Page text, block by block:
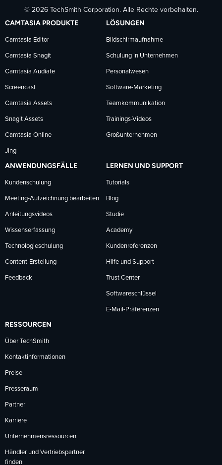
auf
Facebook
folgen
auf
LinkedIn
folgen
auf
YouTube
folgen
© 2026 TechSmith Corporation. Alle Rechte vorbehalten.
CAMTASIA PRODUKTE
Camtasia Editor
Camtasia Snagit
Camtasia Audiate
Screencast
Camtasia Assets
Snagit Assets
Camtasia Online
Jing
LÖSUNGEN
Bildschirmaufnahme
Schulung in Unternehmen
Personalwesen
Software-Marketing
Teamkommunikation
Trainings-Videos
Großunternehmen
ANWENDUNGSFÄLLE
Kundenschulung
Meeting-Aufzeichnung bearbeiten
Anleitungsvideos
Wissenserfassung
Technologieschulung
Content-Erstellung
Feedback
LERNEN UND SUPPORT
Tutorials
Blog
Studie
Academy
Kundenreferenzen
Hilfe und Support
Trust Center
Softwareschlüssel
E-Mail-Präferenzen
RESSOURCEN
Über TechSmith
Kontaktinformationen
Preise
Presseraum
Partner
Karriere
Unternehmensressourcen
Händler und Vertriebspartner
finden